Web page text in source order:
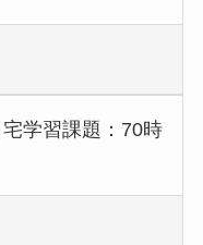
学習課題：70時